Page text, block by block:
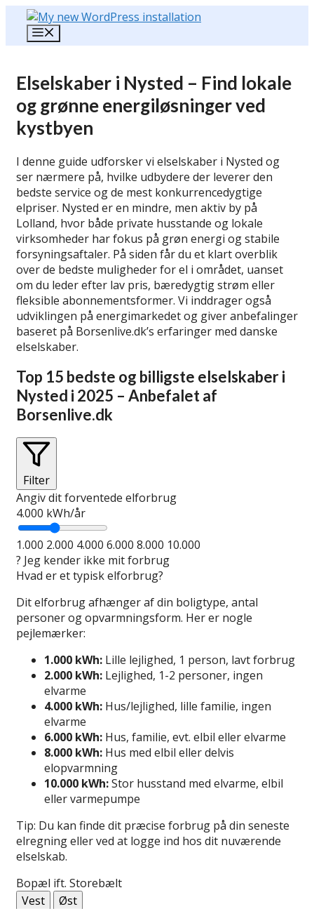
Hop
indhold
Elselskaber i Nysted – Find lokale
og grønne energiløsninger ved
kystbyen
I denne guide udforsker vi elselskaber i Nysted og
ser nærmere på, hvilke udbydere der leverer den
bedste service og de mest konkurrencedygtige
elpriser. Nysted er en mindre, men aktiv by på
Lolland, hvor både private husstande og lokale
virksomheder har fokus på grøn energi og stabile
forsyningsaftaler. På siden får du et klart overblik
over de bedste muligheder for el i området, uanset
om du leder efter lav pris, bæredygtig strøm eller
fleksible abonnementsformer. Vi inddrager også
udviklingen på energimarkedet og giver anbefalinger
baseret på Borsenlive.dk’s erfaringer med danske
elselskaber.
Top 15 bedste og billigste elselskaber i
Nysted i 2025 – Anbefalet af
Borsenlive.dk
Filter
Angiv dit forventede elforbrug
4.000 kWh/år
1.000 2.000 4.000 6.000 8.000 10.000
? Jeg kender ikke mit forbrug
Hvad er et typisk elforbrug?
Dit elforbrug afhænger af din boligtype, antal
personer og opvarmningsform. Her er nogle
pejlemærker:
1.000 kWh: Lille lejlighed, 1 person, lavt forbrug
2.000 kWh: Lejlighed, 1-2 personer, ingen
elvarme
4.000 kWh: Hus/lejlighed, lille familie, ingen
elvarme
6.000 kWh: Hus, familie, evt. elbil eller elvarme
8.000 kWh: Hus med elbil eller delvis
elopvarmning
10.000 kWh:Stor husstand med elvarme, elbil
eller varmepumpe
Tip: Du kan finde dit præcise forbrug på din seneste
elregning eller ved at logge ind hos dit nuværende
elselskab.
Bopæl ift. Storebælt
Vest
Øst